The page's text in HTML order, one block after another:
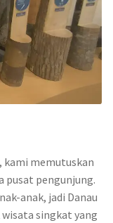
memutuskan
pusat pengunjung.
anak, jadi Danau
singkat yang